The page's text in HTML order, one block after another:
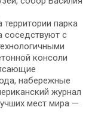
парка
соседствуют с
консоли
набережные
журнал
мест мира —